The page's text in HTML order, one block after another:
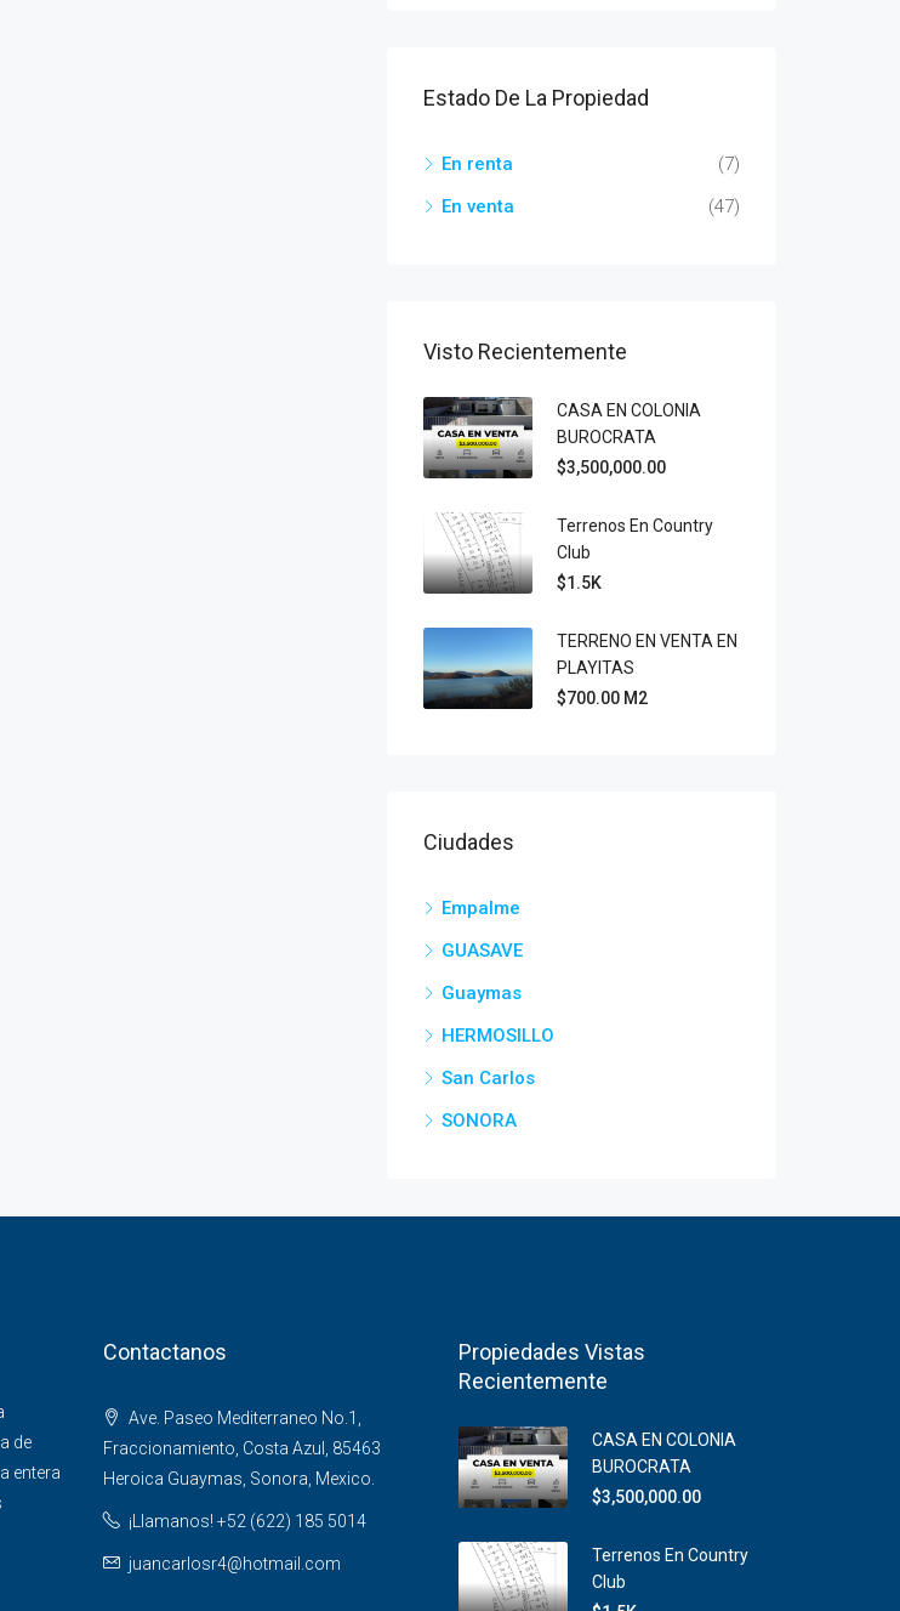
Estado De La Propiedad
En renta
(7)
En venta
(47)
Visto Recientemente
CASA EN COLONIA
BUROCRATA
$3,500,000.00
Terrenos En Country
Club
$1.5K
TERRENO EN VENTA EN
PLAYITAS
$700.00 M2
Ciudades
Empalme
GUASAVE
Guaymas
HERMOSILLO
San Carlos
SONORA
de
entera
Contactanos
Ave. Paseo Mediterraneo No.1,
Fraccionamiento, Costa Azul, 85463
Heroica Guaymas, Sonora, Mexico.
¡Llamanos! +52 (622) 185 5014
juancarlosr4@hotmail.com
Propiedades Vistas
Recientemente
CASA EN COLONIA
BUROCRATA
$3,500,000.00
Terrenos En Country
Club